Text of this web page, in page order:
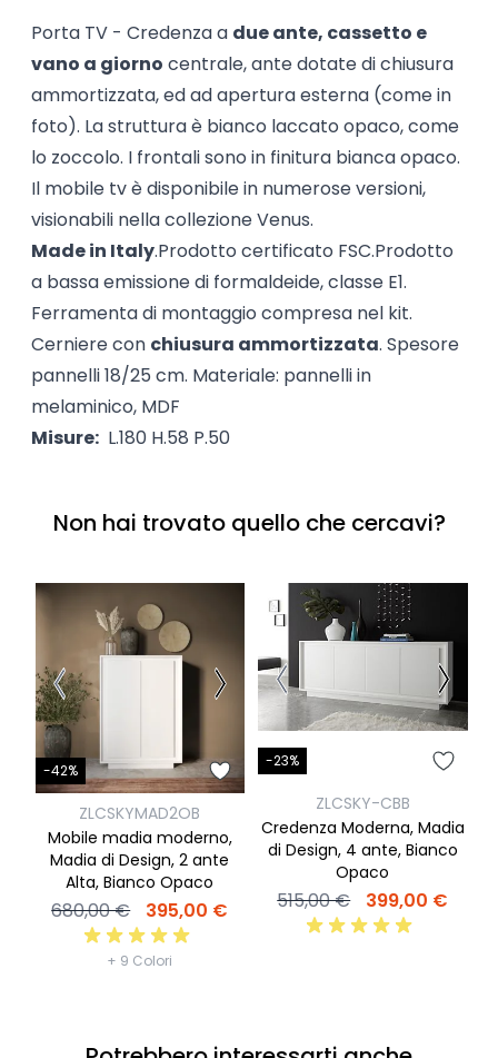
Porta TV - Credenza a due ante, cassetto e
vano a giorno centrale, ante dotate di chiusura
ammortizzata, ed ad apertura esterna (come in
foto). La struttura è bianco laccato opaco, come
lo zoccolo. I frontali sono in finitura bianca opaco.
Il mobile tv è disponibile in numerose versioni,
visionabili nella collezione Venus.
Made in Italy.Prodotto certificato FSC.Prodotto
a bassa emissione di formaldeide, classe E1.
Ferramenta di montaggio compresa nel kit.
Cerniere con chiusura ammortizzata. Spesore
pannelli 18/25 cm. Materiale: pannelli in
melaminico, MDF
Misure:L.180 H.58 P.50
Non hai trovato quello che cercavi?
-42%
ZLCSKYMAD2OB
Mobile madia moderno,
Madia di Design, 2 ante
Alta, Bianco Opaco
680,00 € 395,00 €
+ 9 Colori
-23%
ZLCSKY-CBB
Credenza Moderna, Madia
di Design, 4 ante, Bianco
Opaco
515,00 € 399,00 €